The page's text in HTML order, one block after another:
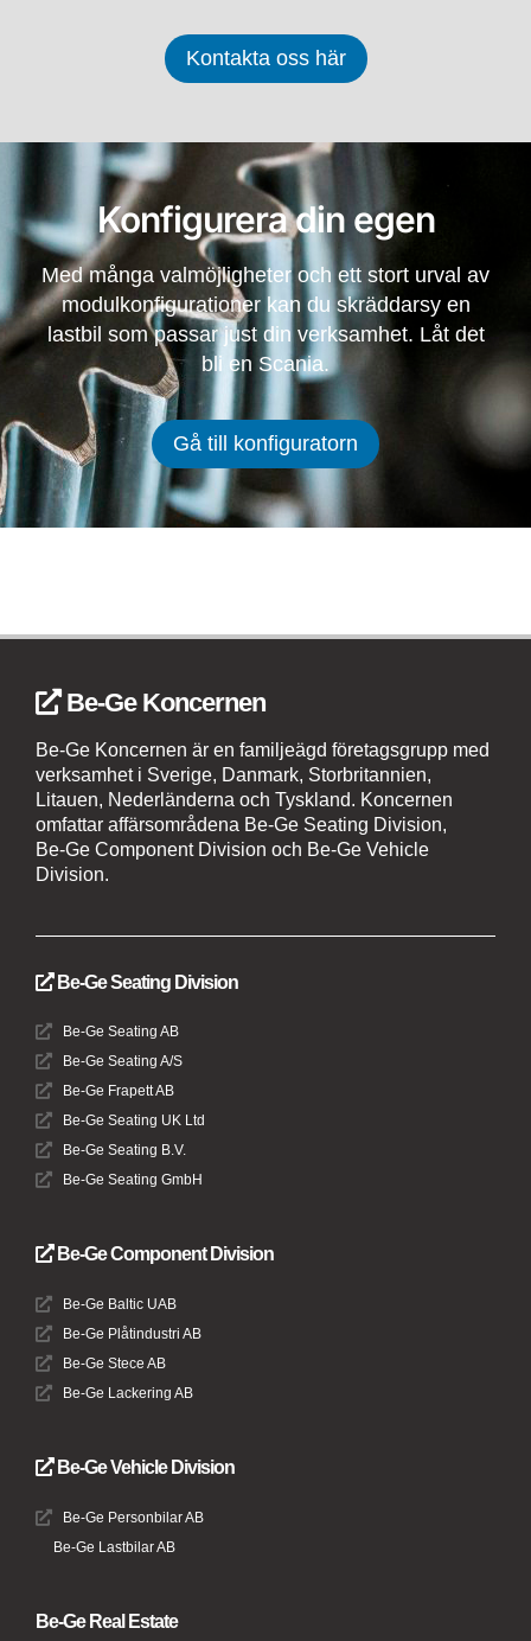
Kontakta oss här
Konfigurera din egen
Med många valmöjligheter och ett stort urval av
modulkonfigurationer kan du skräddarsy en
lastbil som passar just din verksamhet. Låt det
bli en Scania.
Gå till konfiguratorn
Be-Ge Koncernen
Be-Ge Koncernen är en familjeägd företagsgrupp med
verksamhet i Sverige, Danmark, Storbritannien,
Litauen, Nederländerna och Tyskland. Koncernen
omfattar affärsområdena Be-Ge Seating Division,
Be-Ge Component Division och Be-Ge Vehicle
Division.
Be-Ge Seating Division
Be-Ge Seating AB
Be-Ge Seating A/S
Be-Ge Frapett AB
Be-Ge Seating UK Ltd
Be-Ge Seating B.V.
Be-Ge Seating GmbH
Be-Ge Component Division
Be-Ge Baltic UAB
Be-Ge Plåtindustri AB
Be-Ge Stece AB
Be-Ge Lackering AB
Be-Ge Vehicle Division
Be-Ge Personbilar AB
Be-Ge Lastbilar AB
Be-Ge Real Estate